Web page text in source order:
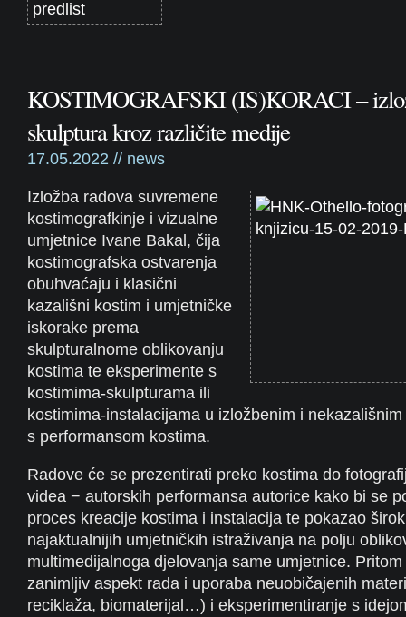
KOSTIMOGRAFSKI (IS)KORACI –
skulptura kroz različite medije
17.05.2022 // news
Izložba radova suvremene
kostimografkinje i vizualne
umjetnice Ivane Bakal, čija
kostimografska ostvarenja
obuhvaćaju i klasični
kazališni kostim i umjetničke
iskorake prema
skulpturalnome oblikovanju
kostima te eksperimente s
kostimima-skulpturama ili
kostimima-instalacijama u izložbenim i
s performansom kostima.
Radove će se prezentirati preko kostima do
videa − autorskih performansa autorice kako bi se
proces kreacije kostima i instalacija te pokazao
najaktualnijih umjetničkih istraživanja na polju
multimedijalnoga djelovanja same umjetnice.
zanimljiv aspekt rada i uporaba neuobičajenih
reciklaža, biomaterijal…) i eksperimentiranje s